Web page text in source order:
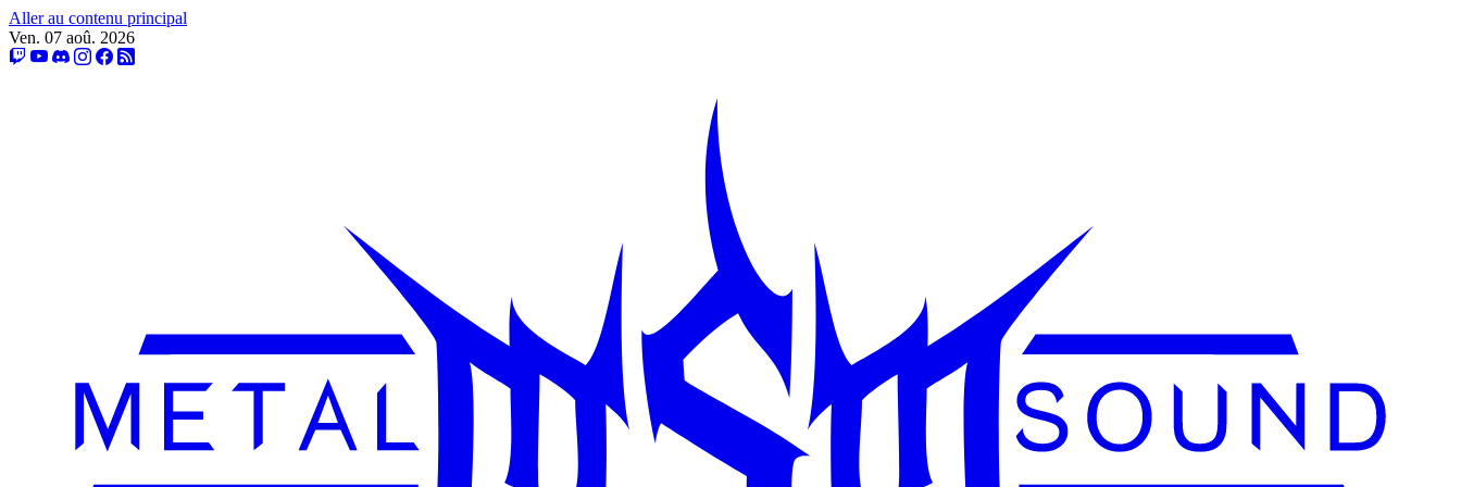
Aller au contenu principal
Ven. 07 aoû. 2026